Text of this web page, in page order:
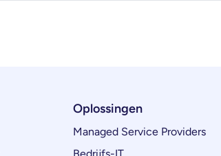
Oplossingen
Managed Service Providers